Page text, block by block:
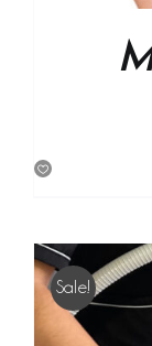
Sale!